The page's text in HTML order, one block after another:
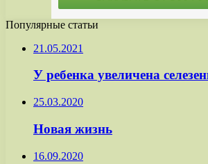
Популярные статьи
21.05.2021
У ребенка увеличена
25.03.2020
Новая жизнь
16.09.2020